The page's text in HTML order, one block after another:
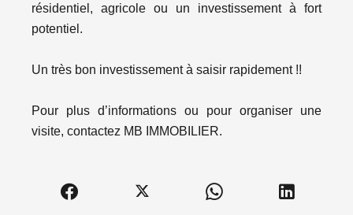
résidentiel, agricole ou un investissement à fort
potentiel.
Un très bon investissement à saisir rapidement !!
Pour plus d’informations ou pour organiser une
visite, contactez MB IMMOBILIER.